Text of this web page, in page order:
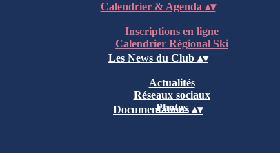
Calendrier & Agenda ▴▾
Inscriptions en ligne
Calendrier Régional Ski
Les News du Club ▴▾
Actualités
Réseaux sociaux
Photos
Documentations ▴▾